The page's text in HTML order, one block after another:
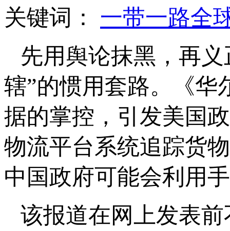
关键词： 一带一路全
先用舆论抹黑，再
辖”的惯用套路。《华
据的掌控，引发美国
物流平台系统追踪货
中国政府可能会利用
该报道在网上发表